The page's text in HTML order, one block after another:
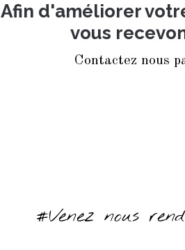
Afin d'améliorer
vous
Contactez nous
#Venez nous